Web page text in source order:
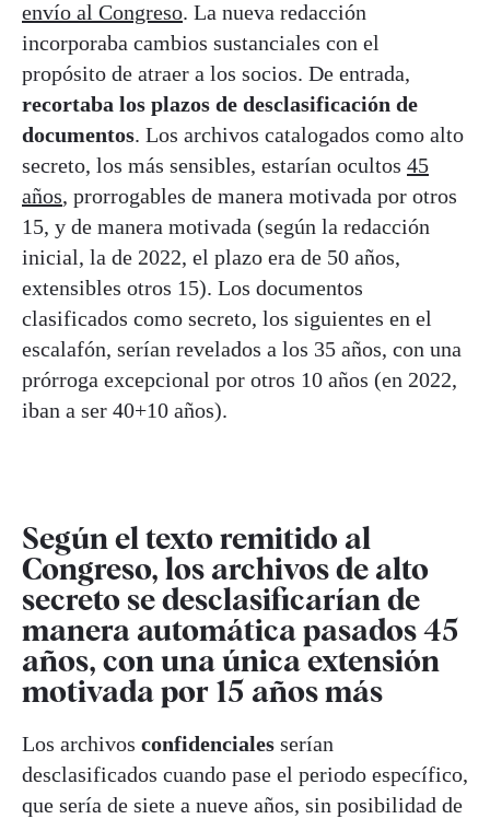
envío al Congreso. La nueva redacción
incorporaba cambios sustanciales con el
propósito de atraer a los socios. De entrada,
recortaba los plazos de desclasificación de
documentos. Los archivos catalogados como alto
secreto, los más sensibles, estarían ocultos 45
años, prorrogables de manera motivada por otros
15, y de manera motivada (según la redacción
inicial, la de 2022, el plazo era de 50 años,
extensibles otros 15). Los documentos
clasificados como secreto, los siguientes en el
escalafón, serían revelados a los 35 años, con una
prórroga excepcional por otros 10 años (en 2022,
iban a ser 40+10 años).
Según el texto remitido al
Congreso, los archivos de alto
secreto se desclasificarían de
manera automática pasados 45
años, con una única extensión
motivada por 15 años más
Los archivos confidenciales serían
desclasificados cuando pase el periodo específico,
que sería de siete a nueve años, sin posibilidad de